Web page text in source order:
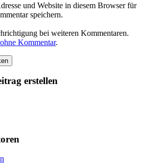
und Website in diesem Browser für
speichern.
bei weiteren Kommentaren.
Kommentar.
erstellen